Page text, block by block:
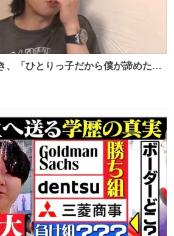
、「ひとりっ子だから僕が諦めた瞬
死ぬとき1人とか嫌」だから結婚願
のの、結局「（結婚は）向いてね
るく収めてくれたんだなと思った